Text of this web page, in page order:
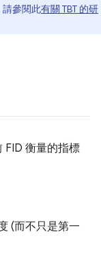
請參閱此有關 TBT 的研
FID 衡量的指標
(而不只是第一